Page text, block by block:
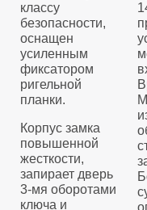
классу
безопасности,
оснащен
усиленным
фиксатором
ригельной
планки.
Корпус замка
повышенной
жесткости,
запирает дверь
3-мя оборотами
ключа и